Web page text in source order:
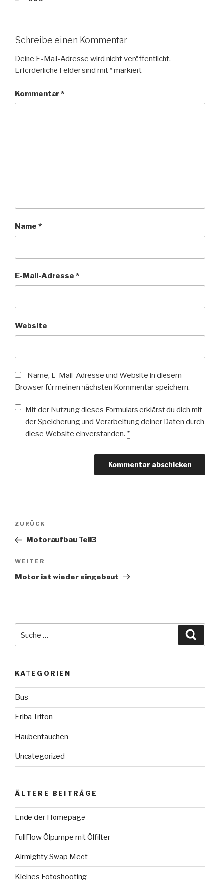
Schreibe einen Kommentar
Deine E-Mail-Adresse wird nicht veröffentlicht.
Erforderliche Felder sind mit *markiert
Kommentar*
Name *
E-Mail-Adresse *
Website
Name, E-Mail-Adresse und Website in diesem
Browser für meinen nächsten Kommentar speichern.
Mit der Nutzung dieses Formulars erklärst du dich mit
der Speicherung und Verarbeitung deiner Daten durch
diese Website einverstanden. *
Beitragsnavigation
Vorheriger
Beitrag
ZURÜCK
Motoraufbau Teil3
Nächster
Beitrag
WEITER
Motor ist wieder eingebaut
nach:
KATEGORIEN
Bus
Eriba Triton
Haubentauchen
Uncategorized
ÄLTERE BEITRÄGE
Ende der Homepage
FullFlow Ölpumpe mit Ölfilter
Airmighty Swap Meet
Kleines Fotoshooting